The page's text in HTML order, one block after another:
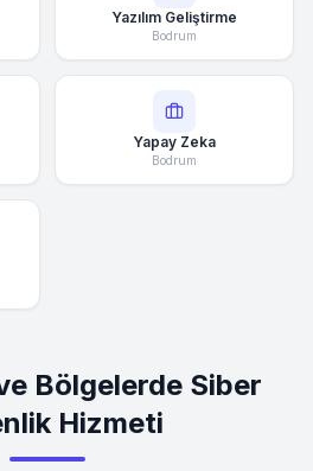
Yazılım Geliştirme
Bodrum
Yapay Zeka
Bodrum
Bölgelerde Siber
Hizmeti